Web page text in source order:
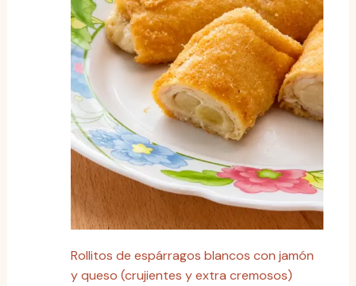
Rollitos de espárragos blancos con jamón
y queso (crujientes y extra cremosos)